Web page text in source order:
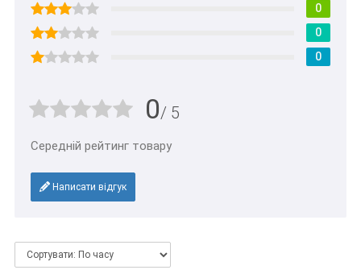
0/ 5
Середній рейтинг товару
Написати відгук
0
0
0